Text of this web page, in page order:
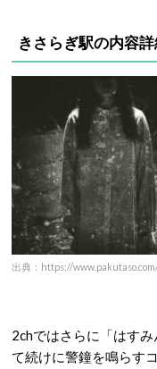
きさらぎ駅の内容
出典：https://
2chではさらに「はす
て続けに警鐘を鳴らす